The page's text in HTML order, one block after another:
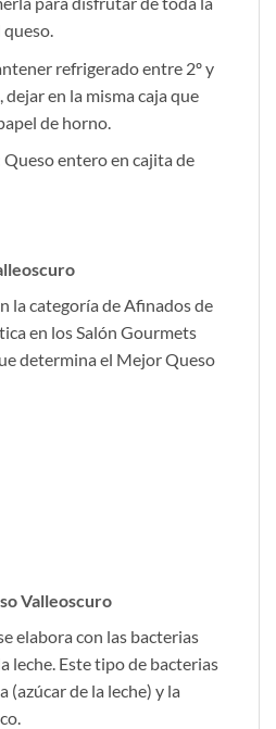
refrigerado entre 2º y
dejar en la misma caja que
de horno.
Queso entero en cajita de
la categoría de Afinados de
en los Salón Gourmets
determina el Mejor Queso
Valleoscuro
elabora con las bacterias
leche. Este tipo de bacterias
(azúcar de la leche) y la